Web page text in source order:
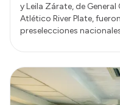
y Leila Zárate, de
Atlético River Plate,
preselecciones